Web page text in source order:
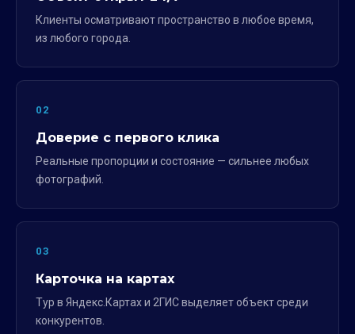
Клиенты осматривают пространство в любое время,
из любого города.
02
Доверие с первого клика
Реальные пропорции и состояние — сильнее любых
фотографий.
03
Карточка на картах
Тур в Яндекс.Картах и 2ГИС выделяет объект среди
конкурентов.